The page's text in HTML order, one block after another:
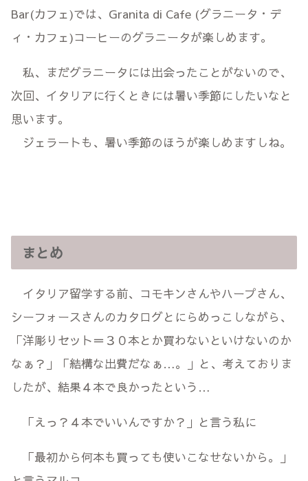
Bar(カフェ)では、Granita di Cafe (グラニータ・デ
ィ・カフェ)コーヒーのグラニータが楽しめます。
私、まだグラニータには出会ったことがないので、
次回、イタリアに行くときには暑い季節にしたいなと
思います。
ジェラートも、暑い季節のほうが楽しめますしね。
まとめ
イタリア留学する前、コモキンさんやハープさん、
シーフォースさんのカタログとにらめっこしながら、
「洋彫りセット＝３０本とか買わないといけないのか
なぁ？」「結構な出費だなぁ…。」と、考えておりま
したが、結果４本で良かったという…
「えっ？４本でいいんですか？」と言う私に
「最初から何本も買っても使いこなせないから。」